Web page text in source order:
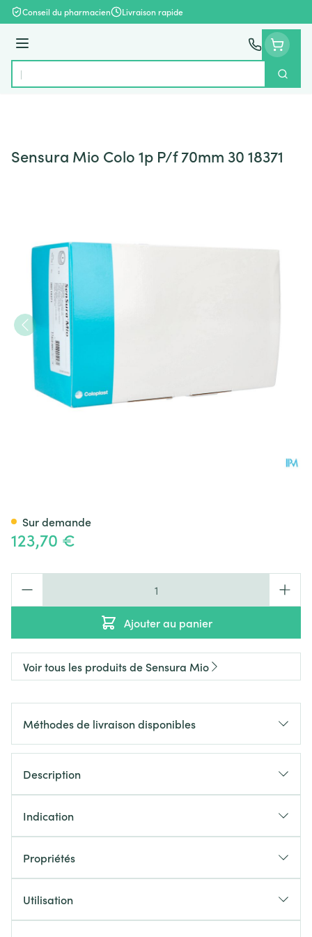
Aller au contenu
Conseil du pharmacien Livraison rapide
Menu
Rechercher
Sensura Mio Colo 1p P/f 70mm 30 18371
123,70 €
Ajouter au panier
Sur demande
Voir tous les produits de Sensura Mio
Méthodes de livraison disponibles
Description
Indication
Propriétés
Utilisation